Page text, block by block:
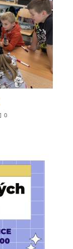
0